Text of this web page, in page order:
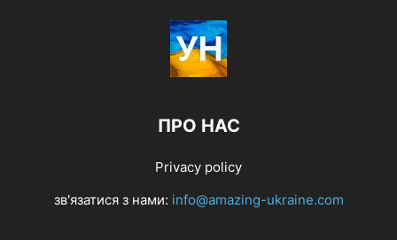
ПРО НАС
Privacy policy
зв'язатися з нами: info@amazing-ukraine.com